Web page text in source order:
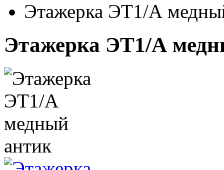
Этажерка ЭТ1/А
Этажерка ЭТ1/А